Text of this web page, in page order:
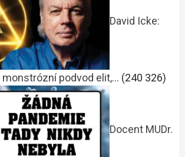
David Icke:
monstrózní podvod elit,… (240 326)
Docent MUDr.